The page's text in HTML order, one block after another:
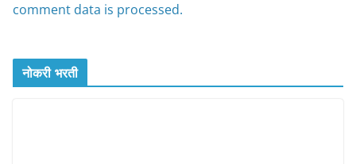
comment data is processed.
नोकरी भरती